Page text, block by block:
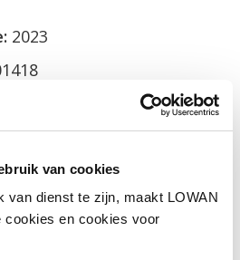
van cookies
van dienst te zijn, maakt LOWAN
cookies en cookies voor
2023